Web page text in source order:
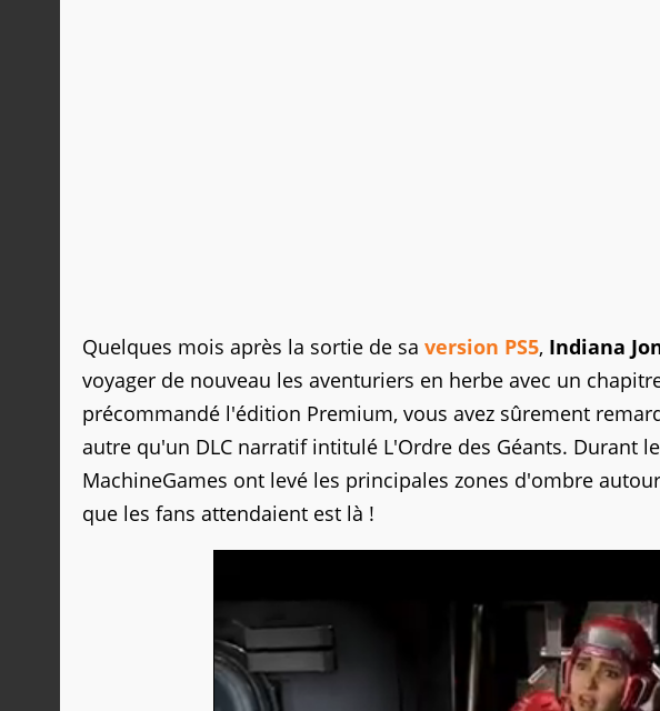
Quelques mois après la sortie de sa version PS5, Indiana
voyager de nouveau les aventuriers en herbe avec un
précommandé l'édition Premium, vous avez sûrement
autre qu'un DLC narratif intitulé L'Ordre des Géants. Durant
MachineGames ont levé les principales zones d'ombre
que les fans attendaient est là !